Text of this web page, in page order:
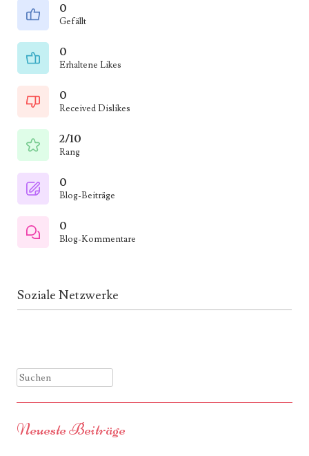
0
Gefällt
0
Erhaltene Likes
0
Received Dislikes
2/10
Rang
0
Blog-Beiträge
0
Blog-Kommentare
Soziale Netzwerke
Suchen
Neueste Beiträge